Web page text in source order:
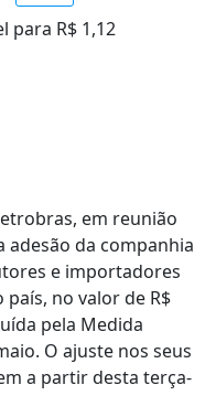
em reunião
adesão da companhia
e importadores
no valor de R$
pela Medida
O ajuste nos seus
a partir desta terça-